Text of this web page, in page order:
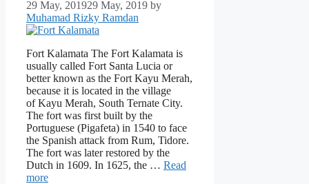
29 May, 201929 May, 2019 by
Muhamad Rizky Ramdan
Fort Kalamata The Fort Kalamata is
usually called Fort Santa Lucia or
better known as the Fort Kayu Merah,
because it is located in the village
of Kayu Merah, South Ternate City.
The fort was first built by the
Portuguese (Pigafeta) in 1540 to face
the Spanish attack from Rum, Tidore.
The fort was later restored by the
Dutch in 1609. In 1625, the … Read
more